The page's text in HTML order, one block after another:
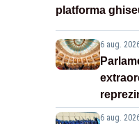
platforma
6 aug.
6 aug.